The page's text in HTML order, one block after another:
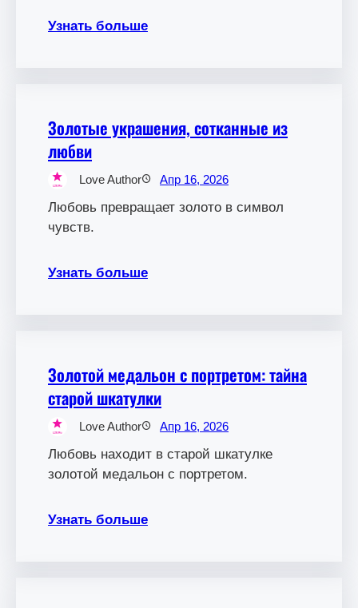
Узнать больше
Золотые украшения, сотканные из
любви
Love Author Апр 16, 2026
Любовь превращает золото в символ
чувств.
Узнать больше
Золотой медальон с портретом: тайна
старой шкатулки
Love Author Апр 16, 2026
Любовь находит в старой шкатулке
золотой медальон с портретом.
Узнать больше